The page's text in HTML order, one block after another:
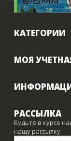
КАТЕГОРИИ
МОЯ
РАССЫЛКА
Будьте в курсе
нашу рассылку.